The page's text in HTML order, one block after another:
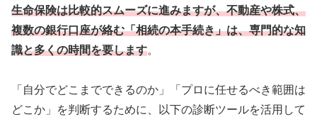
生命保険は比較的スムーズに進みますが、不動産や株式、
複数の銀行口座が絡む「相続の本手続き」は、専門的な知
識と多くの時間を要します。
「自分でどこまでできるのか」「プロに任せるべき範囲は
どこか」を判断するために、以下の診断ツールを活用して